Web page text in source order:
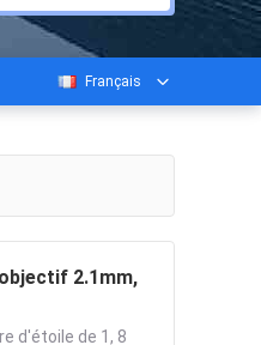
Français
2.1mm,
d'étoile de 1, 8